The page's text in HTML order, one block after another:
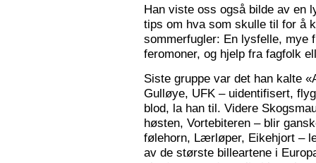
Han viste oss også bilde av en
tips om hva som skulle til for å
sommerfugler: En lysfelle, mye
feromoner, og hjelp fra fagfolk
Siste gruppe var det han kalte
Gulløye, UFK – uidentifisert,
blod, la han til. Videre
høsten, Vortebiteren – blir
følehorn, Lærløper, Eikehjort –
av de største billeartene i